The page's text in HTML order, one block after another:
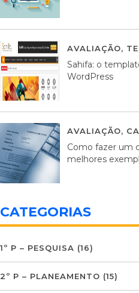
AVALIAÇÃO,
Sahifa: o
WordPress
AVALIAÇÃO,
Como fazer um
melhores
CATEGORIAS
1º P – PESQUISA (16)
2º P – PLANEAMENTO (15)